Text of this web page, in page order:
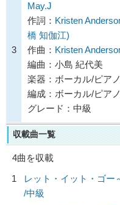
3
May.J
作詞： Kristen
橋 知伽江)
作曲： Kristen
編曲：小島 紀代美
楽器：ボーカル/ピアノ
編成：ボーカル/ピアノ
グレード：中級
収載曲一覧
4曲を収載
1
レット・イット・ゴー
/中級